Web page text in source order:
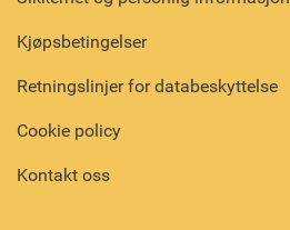
Kjøpsbetingelser
Retningslinjer for databeskyttelse
Cookie policy
Kontakt oss